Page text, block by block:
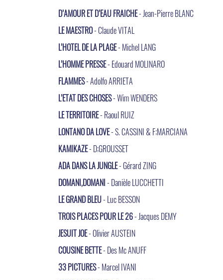
D’AMOUR ET D’EAU FRAICHE- Jean-Pierre BLANC
LE MAESTRO- Claude VITAL
L’HOTEL DE LA PLAGE- Michel LANG
L’HOMME PRESSE- Edouard MOLINARO
FLAMMES- Adolfo ARRIETA
L’ETAT DES CHOSES- Wim WENDERS
LE TERRITOIRE- Raoul RUIZ
LONTANO DA LOVE- S. CASSINI & F;MARCIANA
KAMIKAZE- D;GROUSSET
ADA DANS LA JUNGLE- Gérard ZING
DOMANI,DOMANI- Danièle LUCCHETTI
LE GRAND BLEU- Luc BESSON
TROIS PLACES POUR LE 26- Jacques DEMY
JESUIT JOE- Olivier AUSTEIN
COUSINE BETTE- Des Mc ANUFF
33 PICTURES- Marcel IVANI